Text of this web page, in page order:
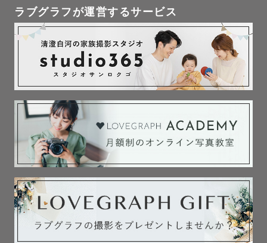
※◎になっているスケジュールでも前後の撮影地によりお
時間の変更をお願いすることがございます。
※10-12月はより多くのゲスト様にお会いするために、午
前枠（10:00までの開始）午後枠（14:00以降の開始）の２
枠でお受けしております。（正午付近の光はどこを向いて
※午前のおすすめの撮影時間は遅くとも9:00までに開始、
となっております。
👶🏻10-12月のANB撮影について👶🏻
大型荷物の都合上、平日のみお受けしております。
土日祝については一律でお断りさせていただいております
🙇🏻‍♀️
また大荷物を持ってお伺いする都合上、カレンダー上◯に
なっていてもお伺いが難しく前後の時間やお日にちで相談
ラブグラフが運営するサービス